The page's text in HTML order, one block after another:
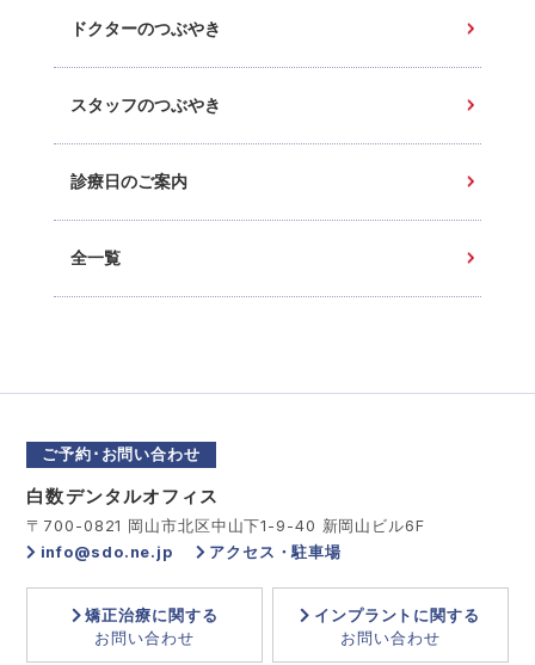
ドクターのつぶやき
スタッフのつぶやき
診療日のご案内
全一覧
ご予約･お問い合わせ
白数デンタルオフィス
〒700-0821 岡山市北区中山下1-9-40 新岡山ビル6F
info@sdo.ne.jp
アクセス・駐車場
矯正治療に関する
お問い合わせ
インプラントに関する
お問い合わせ